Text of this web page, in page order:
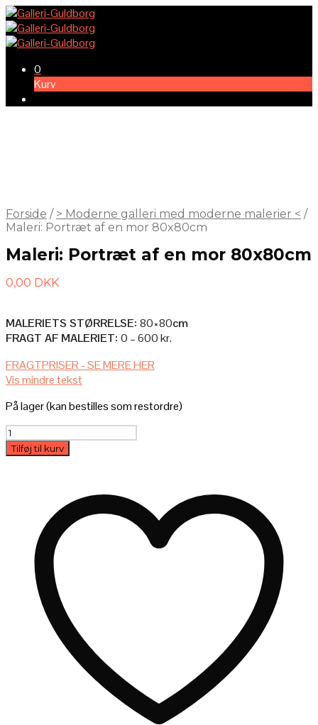
0
Kurv
Forside / > Moderne galleri med moderne malerier < /
Maleri: Portræt af en mor 80x80cm
Maleri: Portræt af en mor 80x80cm
0,00 DKK
MALERIETS STØRRELSE: 80×80cm
FRAGT AF MALERIET: 0 – 600 kr.
AFHENTNING I ATELIET
Afhenter du selv maleriet i ateliet, så er det selvfølgelig helt gratis.
LEVERES AF (MIG) KUNSTNEREN BAG
– Pris: 600 kr.
– Forsendelsestid: 0-2 mdr. (du kontaktes efter købet)
FRAGTPRISER - SE MERE HER
Vis mindre tekst
På lager (kan bestilles som restordre)
Maleri:
Portræt
af
Tilføj til kurv